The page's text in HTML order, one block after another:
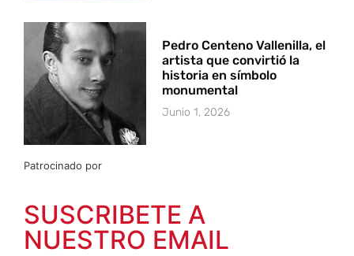
Pedro Centeno Vallenilla, el
artista que convirtió la
historia en símbolo
monumental
Junio 1, 2026
Patrocinado por
SUSCRIBETE A
NUESTRO EMAIL